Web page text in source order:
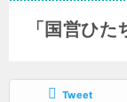
「国営ひ
Tweet